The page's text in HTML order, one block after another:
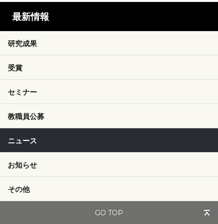
最新情報
研究成果
受賞
セミナー
教職員公募
ニュース
お知らせ
その他
GO TOP